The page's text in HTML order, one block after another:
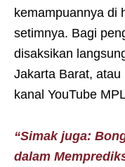
kemampuannya di
setimnya. Bagi
disaksikan
Jakarta Barat,
kanal YouTube
“Simak juga:
dalam